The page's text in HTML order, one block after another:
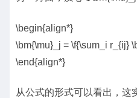
\begin{align*}
\bm{\mu}_j = \f{\sum_i r_{ij}
\end{align*}
从公式的形式可以看出，这